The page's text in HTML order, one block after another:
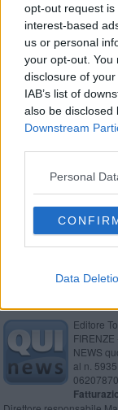
opt-out request
interest-based
us or personal
your opt-out. You
disclosure of
IAB’s list of
also be disclosed
Downstream
Personal
Data
del
dispersi
dispersi
Editore
NEWS
al n.